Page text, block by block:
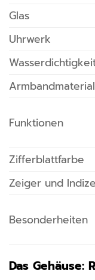
Glas
Uhrwerk
Armbandmaterial
Funktionen
Zifferblattfarbe
Zeiger und
Besonderheiten
Das Gehäuse: